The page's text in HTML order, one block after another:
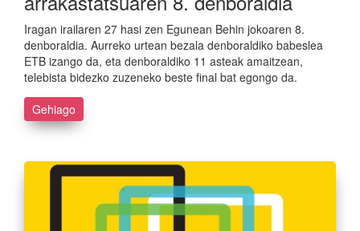
Iragan irailaren 27 hasi zen Egunean Behin jokoaren 8.
denboraldia. Aurreko urtean bezala denboraldiko babeslea
ETB izango da, eta denboraldiko 11 asteak amaitzean,
telebista bidezko zuzeneko beste final bat egongo da.
Gehiago